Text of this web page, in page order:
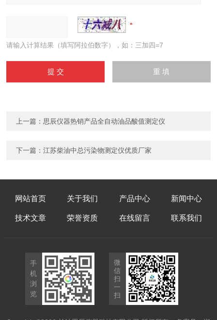
请输入计算结果（填写阿拉伯数字），如：三加四=7
上一篇： 思辰仪器热销产品全自动油品酸值测定仪
下一篇：江苏柴油中总污染物测定仪优质厂家
网站首页 关于我们 产品中心 新闻中心
技术文章 荣誉资质 在线留言 联系我们
手
机
浏
览
微
信
扫
一
扫